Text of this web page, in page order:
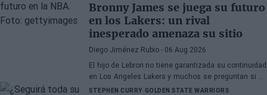
Bronny James se juega su futuro
en los Lakers: un rival
inesperado amenaza su sitio
Diego Jiménez Rubio - 06 Aug 2026
El hijo de Lebron no tiene garantizada su continuidad
en Los Angeles Lakers y muchos se preguntan si ha
hecho méritos para seguir en la NBA.
STEPHEN CURRY GOLDEN STATE WARRIORS